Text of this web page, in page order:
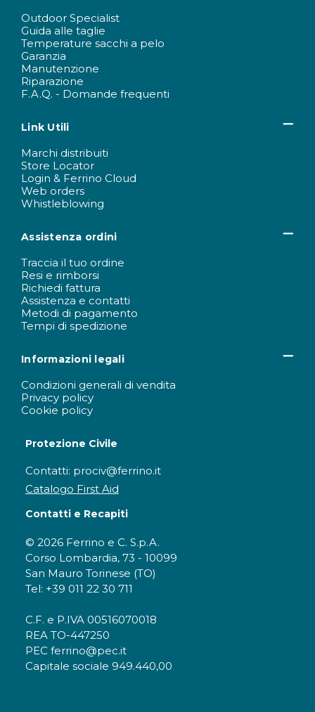
Outdoor Specialist
Guida alle taglie
Temperature sacchi a pelo
Garanzia
Manutenzione
Riparazione
F.A.Q. - Domande frequenti
Link Utili
Marchi distribuiti
Store Locator
Login & Ferrino Cloud
Web orders
Whistleblowing
Assistenza ordini
Traccia il tuo ordine
Resi e rimborsi
Richiedi fattura
Assistenza e contatti
Metodi di pagamento
Tempi di spedizione
Informazioni legali
Condizioni generali di vendita
Privacy policy
Cookie policy
Protezione Civile
Contatti: prociv@ferrino.it
Catalogo First Aid
Contatti e Recapiti
© 2026 Ferrino e C. S.p.A.
Corso Lombardia, 73 - 10099
San Mauro Torinese (TO)
Tel: +39 011 22 30 711
C.F. e P.IVA 00516070018
REA TO-447250
PEC ferrino@pec.it
Capitale sociale 949.440,00